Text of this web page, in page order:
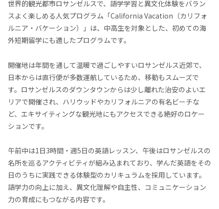
世界的観光都市ロサンゼルスで、語学学習と異文化体験をバラン
スよく楽しめる人気プログラム「California Vacation（カリフォ
ルニア・バケーション）」は、中高生を対象とした、初めての海
外短期留学にも適したプログラムです。
開催地は年間を通して温暖で過ごしやすいロサンゼルス近郊で、
日本からは直行便が多数運航しているため、移動もスムーズで
す。ロサンゼルスのダウンタウンからは少し離れた治安のよいエ
リアで開催され、ハリウッドやカリフォルニアの有名ビーチな
ど、エキサイティングな観光地にもアクセスできる絶好のロケー
ションです。
午前中は1日3時間・週5日の英語レッスン、午後はロサンゼルスの
名所を巡るアクティビティが組み込まれており、学んだ英語をその
日のうちに実践できる体験型のカリキュラムを採用しています。
語学力の向上に加え、異文化理解や自主性、コミュニケーション
力の育成にもつながる内容です。